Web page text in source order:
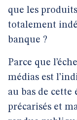
que les
totalement
banque ?
Parce que
médias est
au bas de cette
précarisés et